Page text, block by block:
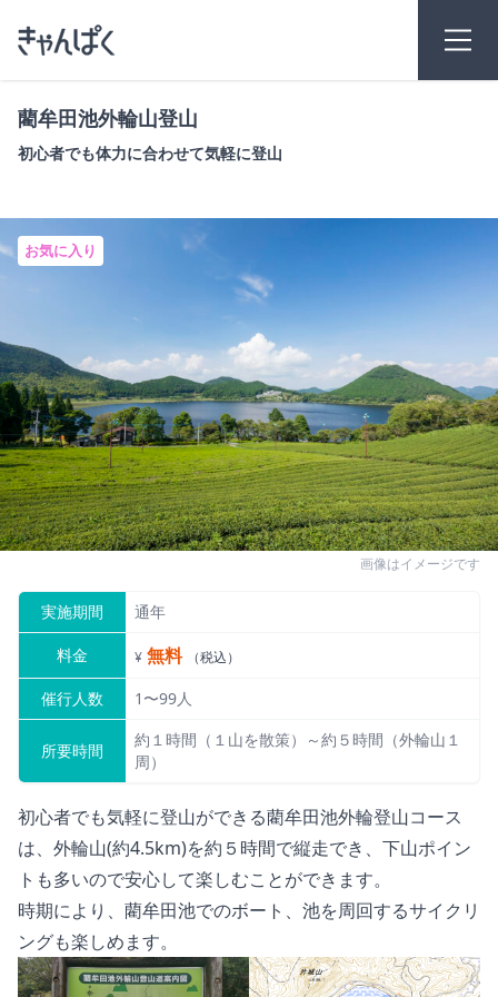
藺牟田池外輪山登山
初心者でも体力に合わせて気軽に登山
画像はイメージです
お気に入り
実施期間 通年
料金 ¥ 無料 （税込）
催行人数 1〜99人
所要時間
約１時間（１山を散策）～約５時間（外輪山１
周）
初心者でも気軽に登山ができる藺牟田池外輪登山コース
は、外輪山(約4.5km)を約５時間で縦走でき、下山ポイン
トも多いので安心して楽しむことができます。
時期により、藺牟田池でのボート、池を周回するサイクリ
ングも楽しめます。